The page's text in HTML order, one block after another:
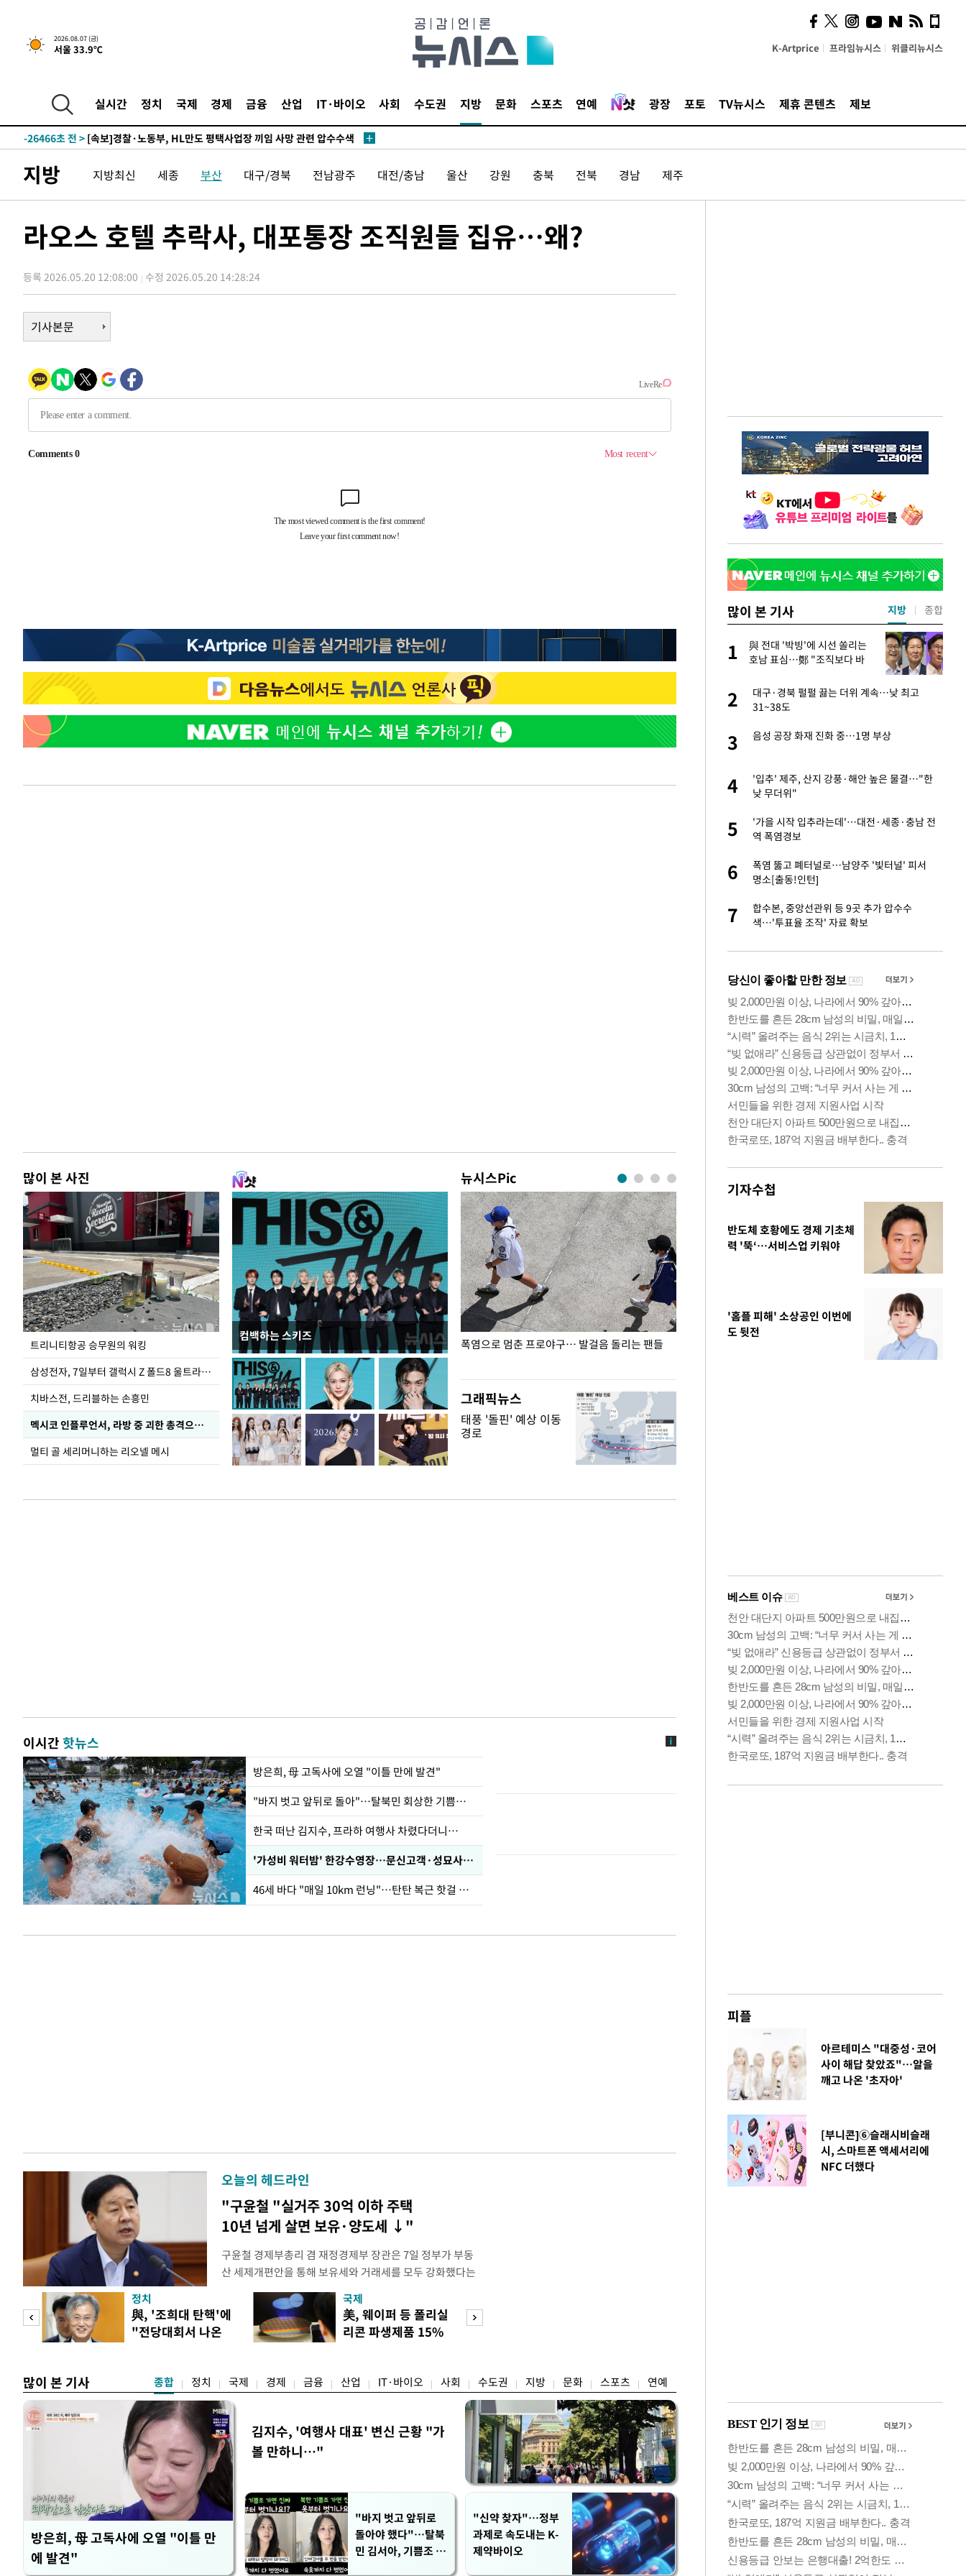
2026.08.07 (금)
서울 33.9℃ K-Artprice 프라임뉴시스 위클리뉴시스
실시간 정치 국제 경제 금융 산업 IT·바이오 사회 수도권 지방 문화 스포츠 연예 광장 포토 TV뉴시스 제휴 콘텐츠 제보
-11845초 전 >[속보] 뉴욕증시, 일제 하락 마감…나스닥 0.06%↓
-29509초 전 >민주 콩고 에볼라환자 4천명 돌파, 4053명 발생 1850명 사망
-27953초 전 >
"미 전국적 살모네라 식중독 원인은 멕시코산 할라피뇨"-- CDC
-26466초 전 >
-26347초 전 > [속보]합수본, '투표율 허위 입력' 중앙·서울·경기도 선관위 등 9곳
-25898초 전 >
[속보]삼성전자·SK하이닉스 동반 강보합…1%대 상승 출발
-25884초 전 >[속보]코스닥, 5.95포인트(0.74%) 상승한 807.62개장
-23017초 전 >시리아 다마스쿠스 교외에서 미니버스 폭발.. 14명 부상, 3명은 중
-17279초 전 >이란, 호르무즈서 "적국 목표물들"과 대치로 남부 케슘섬에서 두차
례 큰 폭발음
-15994초 전 >[속보]美, 폴리실리콘 수입 규제…파생제품 15% 관세, 120일 후
발효
-14145초 전 >
-11845초 전 >[속보] 뉴욕증시, 일제 하락 마감…나스닥 0.06%↓
-28759초 전 >[속보]'300억원대 사기 혐의' 차가원 대표 구속 송치
-27953초 전 >"미 전국적 살모네라 식중독 원인은 멕시코산 할라피뇨"-- CDC
-26466초 전 > [속보]경찰·노동부, HL만도 평택사업장 끼임 사망 관련 압수수색
압수수색
-26102초 전 >
[속보]코스피, 6300선 재탈환…1.09% 오른 6365.07 개장
시리아 다마스쿠스 교외에서 미니버스 폭발.. 14명 부상, 3명은 중
-11845초 전 >
[속보] 뉴욕증시, 일제 하락 마감…나스닥 0.06%↓
지방 지방최신 세종 부산 대구/경북 전남광주 대전/충남 울산 강원 충북 전북 경남 제주
라오스 호텔 추락사, 대포통장 조직원들 집유…왜?
등록 2026.05.20 12:08:00 수정 2026.05.20 14:28:24
기사본문
많이 본 사진
트리니티항공 승무원의 워킹
삼성전자, 7일부터 갤럭시 Z 폴드8 울트라·폴드8·플립8 출시
치바스전, 드리블하는 손흥민
멕시코 인플루언서, 라방 중 괴한 총격으로 사망
멀티 골 세리머니하는 리오넬 메시
컴백하는 스키즈
뉴시스Pic
입추 하루 앞둔 전남광주… 열화상 카메라에 담긴
폭염
폭염으로 멈춘 프로야구… 발걸음 돌리는 팬들
이 대통령, '청년 대책 속도 높여야…폭염 문제도 입추 코앞인데
그래픽뉴스
태풍 '돌핀' 예상 이동
경로
이시간핫뉴스
방은희, 母 고독사에 오열 "이틀 만에 발견"
"바지 벗고 앞뒤로 돌아"…탈북민 회상한 기쁨조 검사
한국 떠난 김지수, 프라하 여행사 차렸다더니…
'가성비 워터밤' 한강수영장…문신고객·성묘사음원 민원
46세 바다 "매일 10km 런닝"…탄탄 복근 핫걸 몸매로
오늘의 헤드라인
"구윤철 "실거주 30억 이하 주택
10년 넘게 살면 보유·양도세 ↓"
구윤철 경제부총리 겸 재정경제부 장관은 7일 정부가 부동
산 세제개편안을 통해 보유세와 거래세를 모두 강화했다는
지적에 대해 "사는(실거주) 30억원 이하 주택은 보유세도 줄
어들고 나중에 팔 때 양도세도 줄어든다"고 설명했다. 구 부
총리는 이날 오전 MBC 라디오 '김종배의 시선집중'과의 인
터뷰에서 "이게(30억원 이하 주택이) 99% 정도 된다.
정치
與, '조희대 탄핵'에
"전당대회서 나온
국제
美, 웨이퍼 등 폴리실
리콘 파생제품 15%
많이 본 기사 종합 정치 국제 경제 금융 산업 IT·바이오 사회 수도권 지방 문화 스포츠 연예
방은희, 母 고독사에 오열 "이틀 만
에 발견"
김지수, '여행사 대표' 변신 근황 "가
볼 만하니…"
"바지 벗고 앞뒤로
돌아야 했다"…탈북
민 김서아, 기쁨조 검
"신약 찾자"…정부
과제로 속도내는 K-
제약바이오
많이 본 기사
방은희, 母 고독사에 오열 "이
틀 만에 발견"
2
니…"
3
"바지 벗고 앞뒤로 돌아야 했다"…탈북민 김
서아, 기쁨조 검사 수치심 회상
4
1
與 전대 '박빙'에 시선 쏠리는
호남 표심…鄭 "조직보다 바
2
대구·경북 펄펄 끓는 더위 계속…낮 최고
31~38도
3 음성 공장 화재 진화 중…1명 부상
4
'입추' 제주, 산지 강풍·해안 높은 물결…"한
낮 무더위"
5
'가을 시작 입추라는데'…대전·세종·충남 전
역 폭염경보
6
폭염 뚫고 폐터널로…남양주 '빛터널' 피서
명소[출동!인턴]
7
합수본, 중앙선관위 등 9곳 추가 압수수
색…'투표율 조작' 자료 확보
지방 종합
기자수첩
반도체 호황에도 경제 기초체
력 '뚝‘…서비스업 키워야
'홈플 피해' 소상공인 이번에
도 뒷전
피플
아르테미스 "대중성·코어
사이 해답 찾았죠"…알을
깨고 나온 '초자아'
[부니콘]⑥슬래시비슬래
시, 스마트폰 액세서리에
NFC 더했다